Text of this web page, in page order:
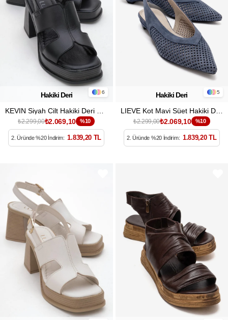
6
KEVIN Siyah Cilt Hakiki Deri Kadın Platform Topuklu Sandalet
₺2.299,00₺2.069,10 %10
2. Üründe %20 İndirim: 1.839,20 TL
Hakiki Deri 5
LIEVE Kot Mavi Süet Hakiki Deri Kadın Alçak Topuklu Ayakkabı
₺2.299,00₺2.069,10 %10
2. Üründe %20 İndirim: 1.839,20 TL
Hakiki Deri